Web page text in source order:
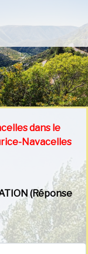
dans le
Navacelles
(Réponse